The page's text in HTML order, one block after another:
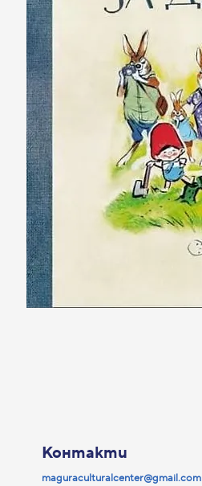
Контакти
maguraculturalcenter@gmail.com